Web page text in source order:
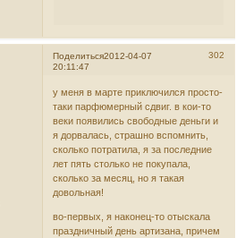
Поделиться 302
2012-04-07
20:11:47
у меня в марте приключился просто-
таки парфюмерный сдвиг. в кои-то
веки появились свободные деньги и
я дорвалась, страшно вспомнить,
сколько потратила, я за последние
лет пять столько не покупала,
сколько за месяц, но я такая
довольная!
во-первых, я наконец-то отыскала
праздничный день артизана, причем